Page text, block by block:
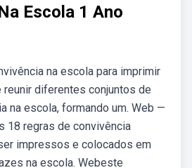
Escola 1 Ano
na escola para imprimir
reunir diferentes conjuntos de
na escola, formando um. Web —
18 regras de convivência
impressos e colocados em
na escola. Webeste